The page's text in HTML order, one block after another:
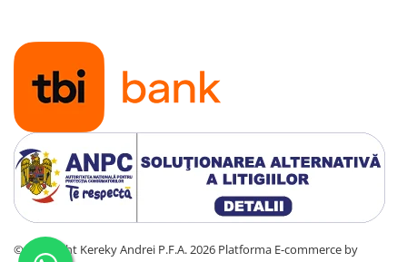
©Copyright Kereky Andrei P.F.A. 2026 Platforma E-commerce by